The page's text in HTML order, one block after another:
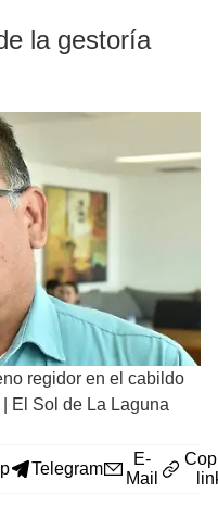
la gestoría
regidor en el cabildo
El Sol de La Laguna
Telegram
E-
Mail